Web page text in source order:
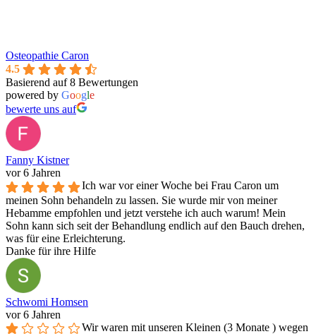
Osteopathie Caron
4.5
Basierend auf 8 Bewertungen
powered by Google
bewerte uns auf
Fanny Kistner
vor 6 Jahren
Ich war vor einer Woche bei Frau Caron um
meinen Sohn behandeln zu lassen. Sie wurde mir von meiner
Hebamme empfohlen und jetzt verstehe ich auch warum! Mein
Sohn kann sich seit der Behandlung endlich auf den Bauch drehen,
was für eine Erleichterung.
Danke für ihre Hilfe
Schwomi Homsen
vor 6 Jahren
Wir waren mit unseren Kleinen (3 Monate ) wegen